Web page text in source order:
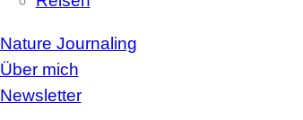
Nature Journaling
Über mich
Newsletter